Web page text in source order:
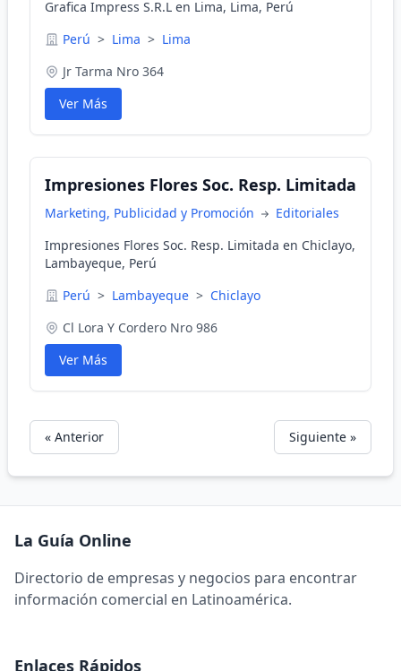
Grafica Impress S.R.L en Lima, Lima, Perú
Perú > Lima > Lima
Jr Tarma Nro 364
Ver Más
Impresiones Flores Soc. Resp. Limitada
Marketing, Publicidad y Promoción
Editoriales
Impresiones Flores Soc. Resp. Limitada en Chiclayo,
Lambayeque, Perú
Perú > Lambayeque > Chiclayo
Cl Lora Y Cordero Nro 986
Ver Más
« Anterior Siguiente »
La Guía Online
Directorio de empresas y negocios para encontrar
información comercial en Latinoamérica.
Enlaces Rápidos